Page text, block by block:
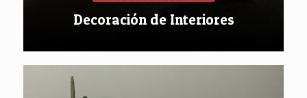
Decoración de Interiores